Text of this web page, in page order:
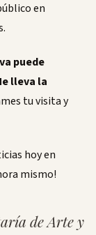
en
puede
lleva la
tu visita y
hoy en
mismo!
de Arte y